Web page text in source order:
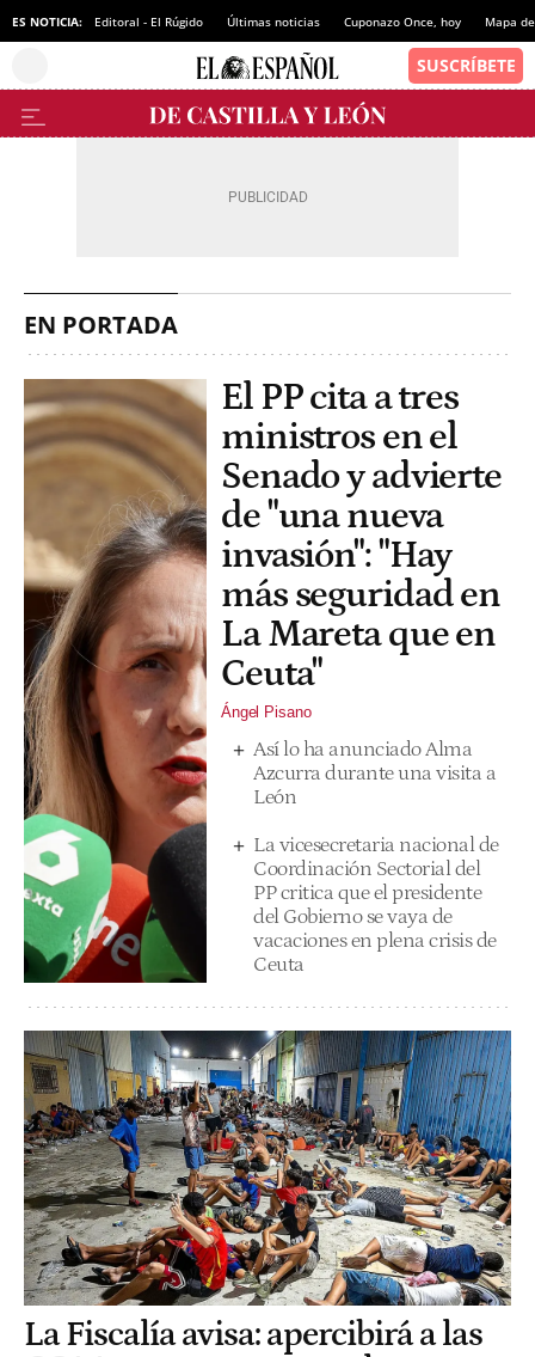
ES NOTICIA: Editoral - El Rúgido Últimas noticias Cuponazo Once, hoy Mapa
EN PORTADA
El PP cita a tres
ministros en el
Senado y advierte
de "una nueva
invasión": "Hay
más seguridad en
La Mareta que en
Ceuta"
Ángel Pisano
Así lo ha anunciado Alma
Azcurra durante una visita a
León
La vicesecretaria nacional de
Coordinación Sectorial del
PP critica que el presidente
del Gobierno se vaya de
vacaciones en plena crisis de
Ceuta
La Fiscalía avisa: apercibirá a las